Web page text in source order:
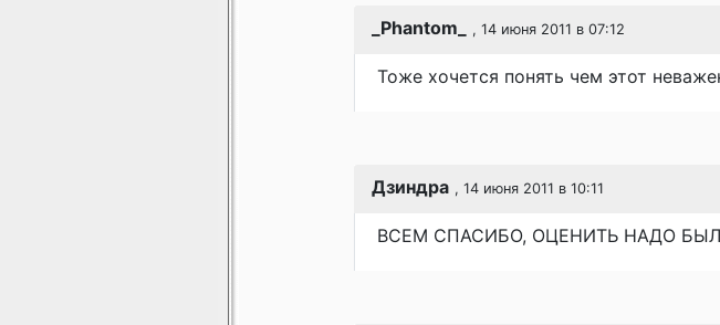
_Phantom_ , 14 июня 2011 в 07:12
Тоже хочется понять чем этот
Дзиндра , 14 июня 2011 в 10:11
ВСЕМ СПАСИБО, ОЦЕНИТЬ НАДО